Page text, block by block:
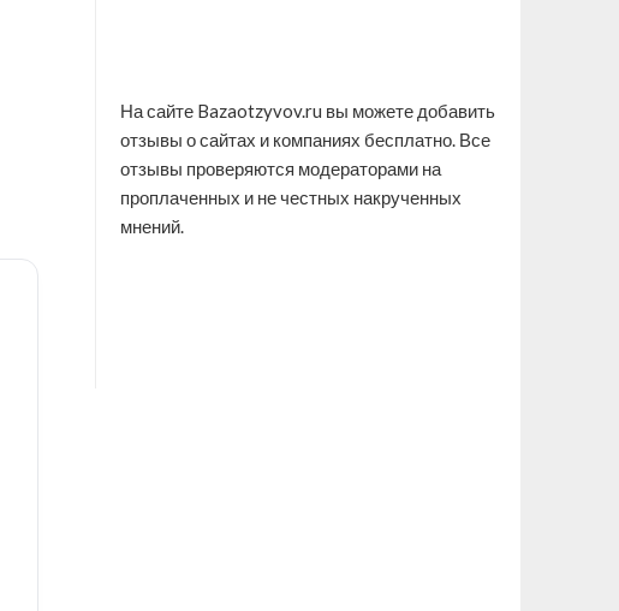
На сайте Bazaotzyvov.ru вы можете добавить
отзывы о сайтах и компаниях бесплатно. Все
отзывы проверяются модераторами на
проплаченных и не честных накрученных
мнений.